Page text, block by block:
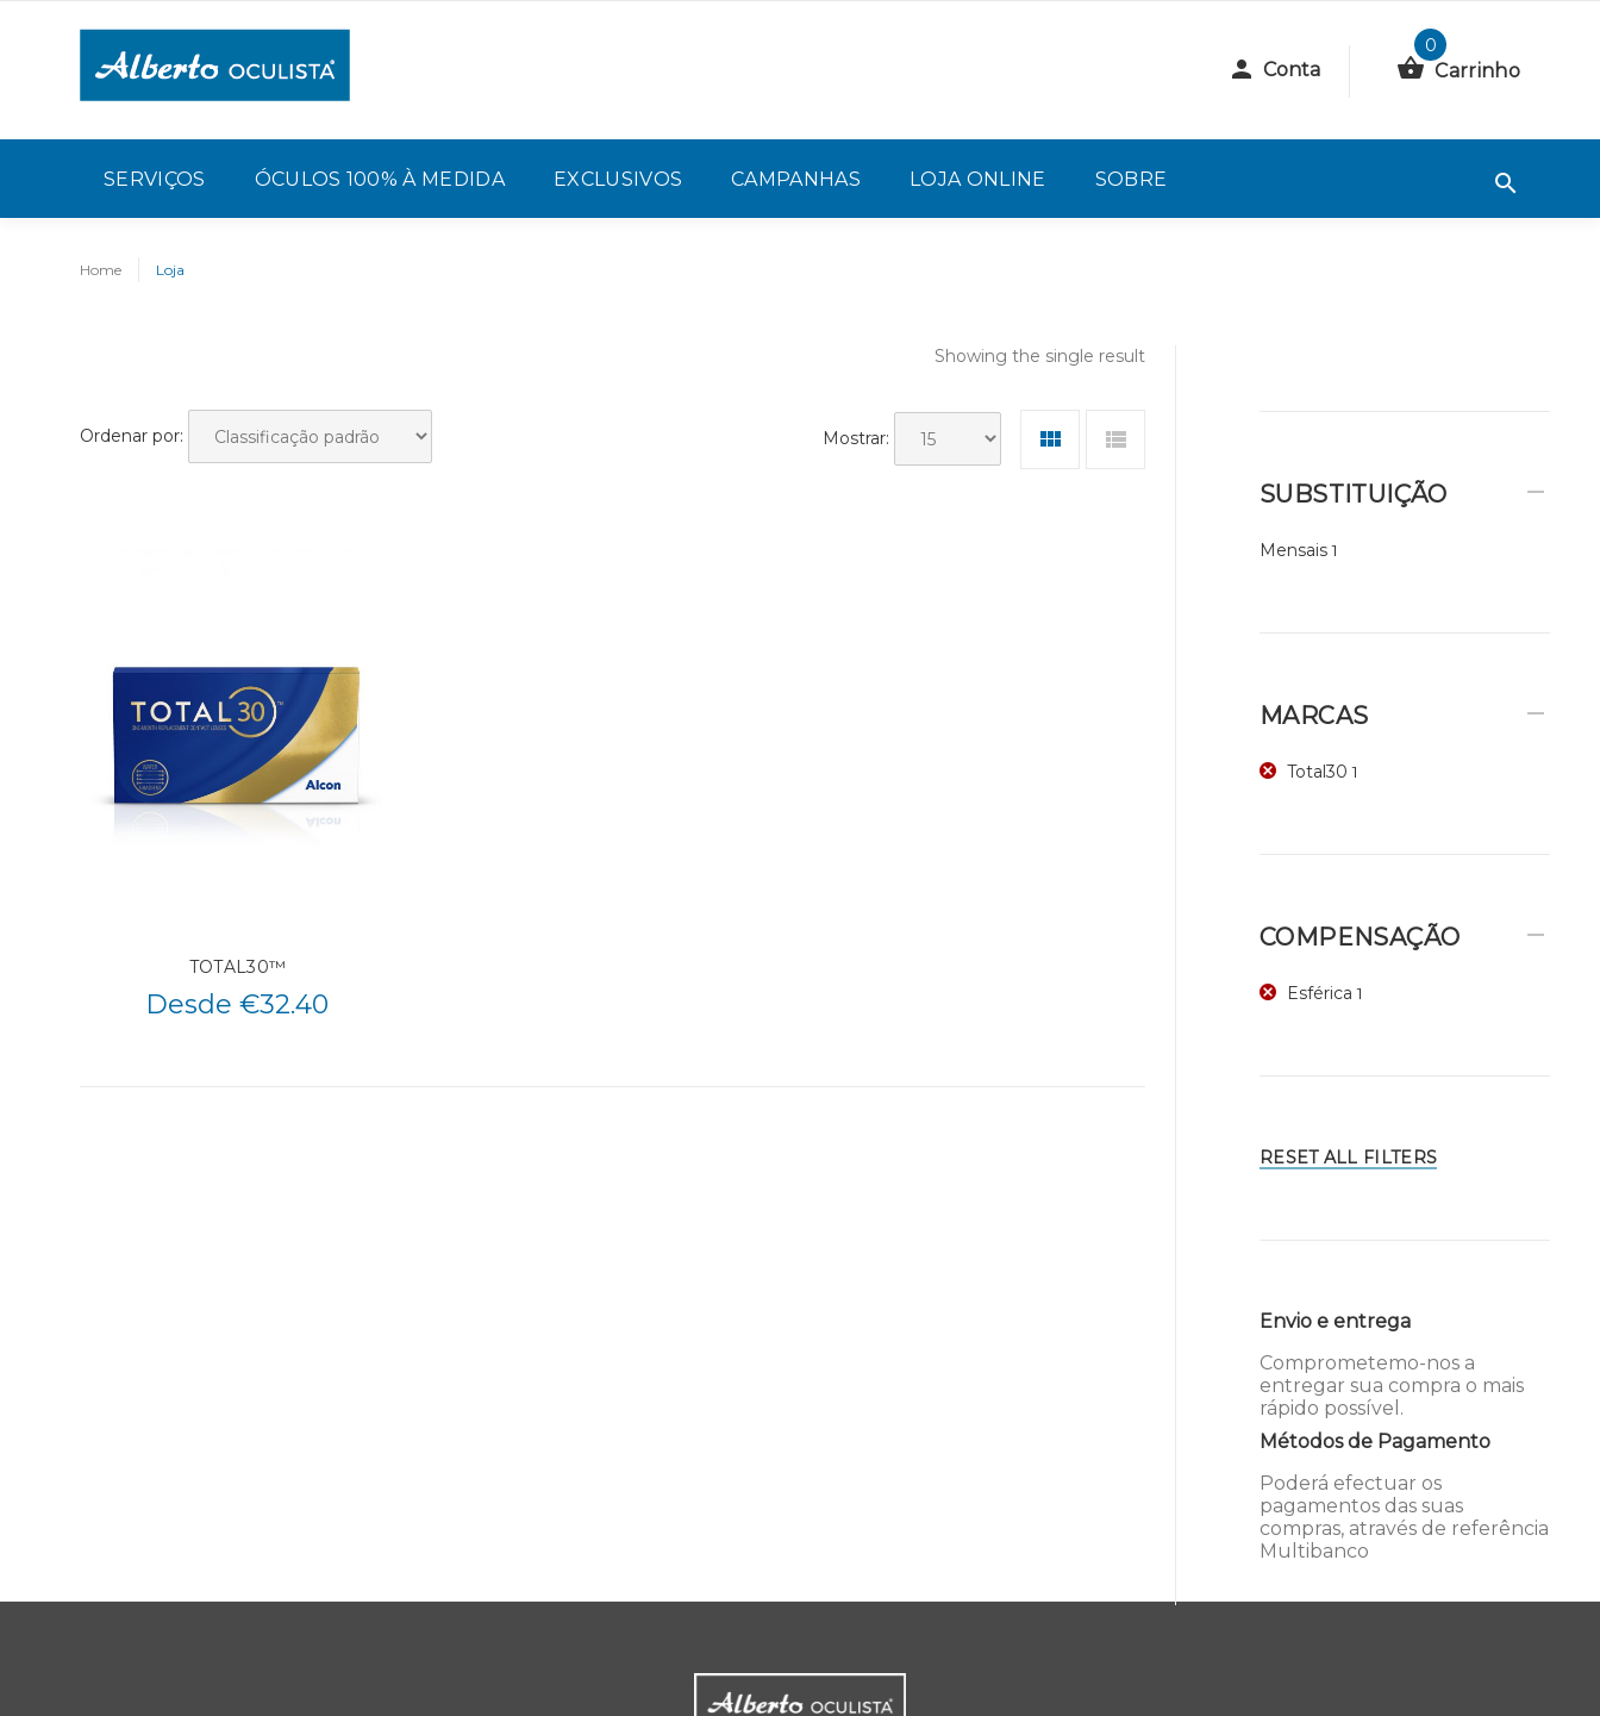
Conta
0
Carrinho
SERVIÇOS ÓCULOS 100% À MEDIDA EXCLUSIVOS CAMPANHAS LOJA ONLINE SOBRE
Home Loja
Showing the single result
Ordenar por: Mostrar:
TOTAL30™
Desde €32.40
SUBSTITUIÇÃO
Mensais 1
MARCAS
Total30 1
COMPENSAÇÃO
Esférica 1
RESET ALL FILTERS
Envio e entrega
Comprometemo-nos a
entregar sua compra o mais
rápido possível.
Métodos de Pagamento
Poderá efectuar os
pagamentos das suas
compras, através de referência
Multibanco